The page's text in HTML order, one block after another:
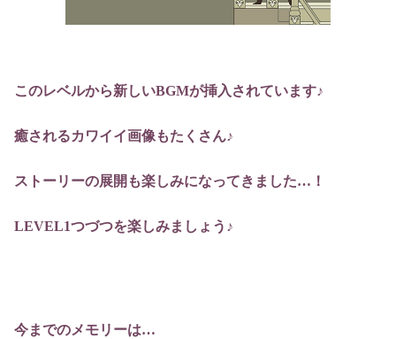
このレベルから新しいBGMが挿入されています♪
癒されるカワイイ画像もたくさん♪
ストーリーの展開も楽しみになってきました…！
LEVEL1つづつを楽しみましょう♪
今までのメモリーは…